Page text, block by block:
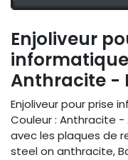
Enjoliveur
Anthracite -
Enjoliveur pour prise
Couleur : Anthracite
avec les plaques de
steel on anthracite,